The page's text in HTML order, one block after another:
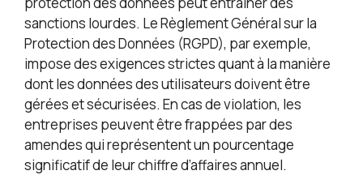
sanctions lourdes. Le Règlement Général sur la
Protection des Données (RGPD), par exemple,
impose des exigences strictes quant à la manière
dont les données des utilisateurs doivent être
gérées et sécurisées. En cas de violation, les
entreprises peuvent être frappées par des
amendes qui représentent un pourcentage
significatif de leur chiffre d’affaires annuel.